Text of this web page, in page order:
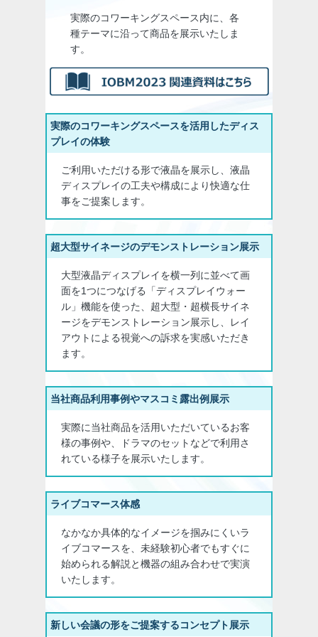
実際のコワーキングスペース内に、各
種テーマに沿って商品を展示いたしま
す。
実際のコワーキングスペースを活用したディス
プレイの体験
ご利用いただける形で液晶を展示し、液晶
ディスプレイの工夫や構成により快適な仕
事をご提案します。
超大型サイネージのデモンストレーション展示
大型液晶ディスプレイを横一列に並べて画
面を1つにつなげる「ディスプレイウォー
ル」機能を使った、超大型・超横長サイネ
ージをデモンストレーション展示し、レイ
アウトによる視覚への訴求を実感いただき
ます。
当社商品利用事例やマスコミ露出例展示
実際に当社商品を活用いただいているお客
様の事例や、ドラマのセットなどで利用さ
れている様子を展示いたします。
ライブコマース体感
なかなか具体的なイメージを掴みにくいラ
イブコマースを、未経験初心者でもすぐに
始められる解説と機器の組み合わせで実演
いたします。
新しい会議の形をご提案するコンセプト展示